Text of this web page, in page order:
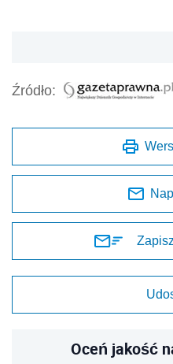
Źródło:
Oceń jakość